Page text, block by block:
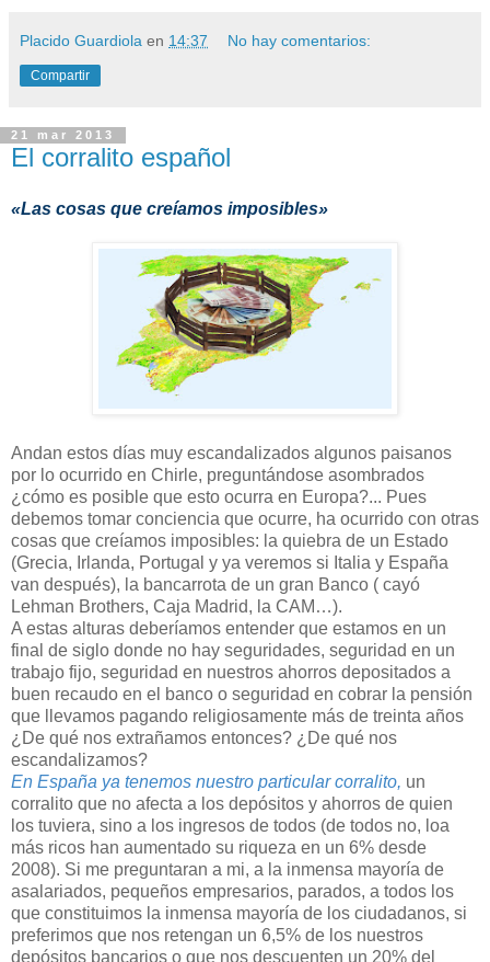
Placido Guardiola en 14:37 No hay comentarios:
Compartir
21 mar 2013
El corralito español
«Las cosas que creíamos imposibles»
Andan estos días muy escandalizados algunos paisanos
por lo ocurrido en Chirle, preguntándose asombrados
¿cómo es posible que esto ocurra en Europa?... Pues
debemos tomar conciencia que ocurre, ha ocurrido con otras
cosas que creíamos imposibles: la quiebra de un Estado
(Grecia, Irlanda, Portugal y ya veremos si Italia y España
van después), la bancarrota de un gran Banco ( cayó
Lehman Brothers, Caja Madrid, la CAM…).
A estas alturas deberíamos entender que estamos en un
final de siglo donde no hay seguridades, seguridad en un
trabajo fijo, seguridad en nuestros ahorros depositados a
buen recaudo en el banco o seguridad en cobrar la pensión
que llevamos pagando religiosamente más de treinta años
¿De qué nos extrañamos entonces? ¿De qué nos
escandalizamos?
En España ya tenemos nuestro particular corralito, un
corralito que no afecta a los depósitos y ahorros de quien
los tuviera, sino a los ingresos de todos (de todos no, loa
más ricos han aumentado su riqueza en un 6% desde
2008). Si me preguntaran a mi, a la inmensa mayoría de
asalariados, pequeños empresarios, parados, a todos los
que constituimos la inmensa mayoría de los ciudadanos, si
preferimos que nos retengan un 6,5% de los nuestros
depósitos bancarios o que nos descuenten un 20% del